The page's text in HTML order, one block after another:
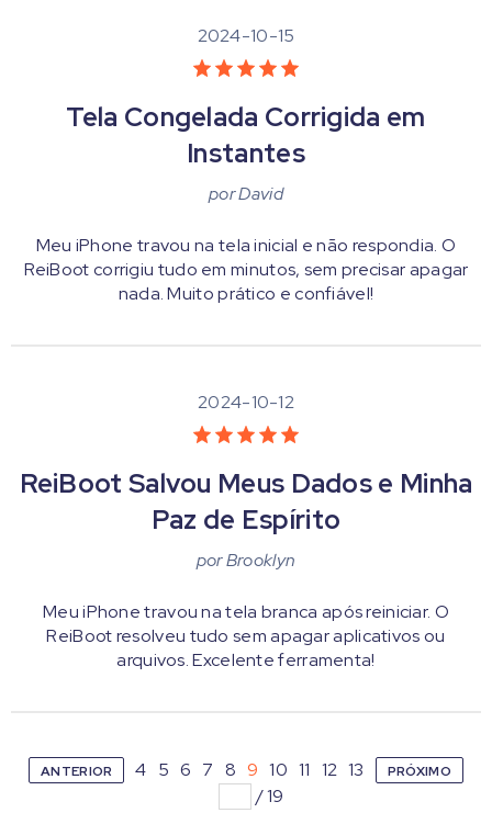
2024-10-15
Tela Congelada Corrigida em
Instantes
porDavid
Meu iPhone travou na tela inicial e não respondia. O
ReiBoot corrigiu tudo em minutos, sem precisar apagar
nada. Muito prático e confiável!
2024-10-12
ReiBoot Salvou Meus Dados e Minha
Paz de Espírito
porBrooklyn
Meu iPhone travou na tela branca após reiniciar. O
ReiBoot resolveu tudo sem apagar aplicativos ou
arquivos. Excelente ferramenta!
ANTERIOR 4 5 6 7 8 9 10 11 12 13 PRÓXIMO
/19